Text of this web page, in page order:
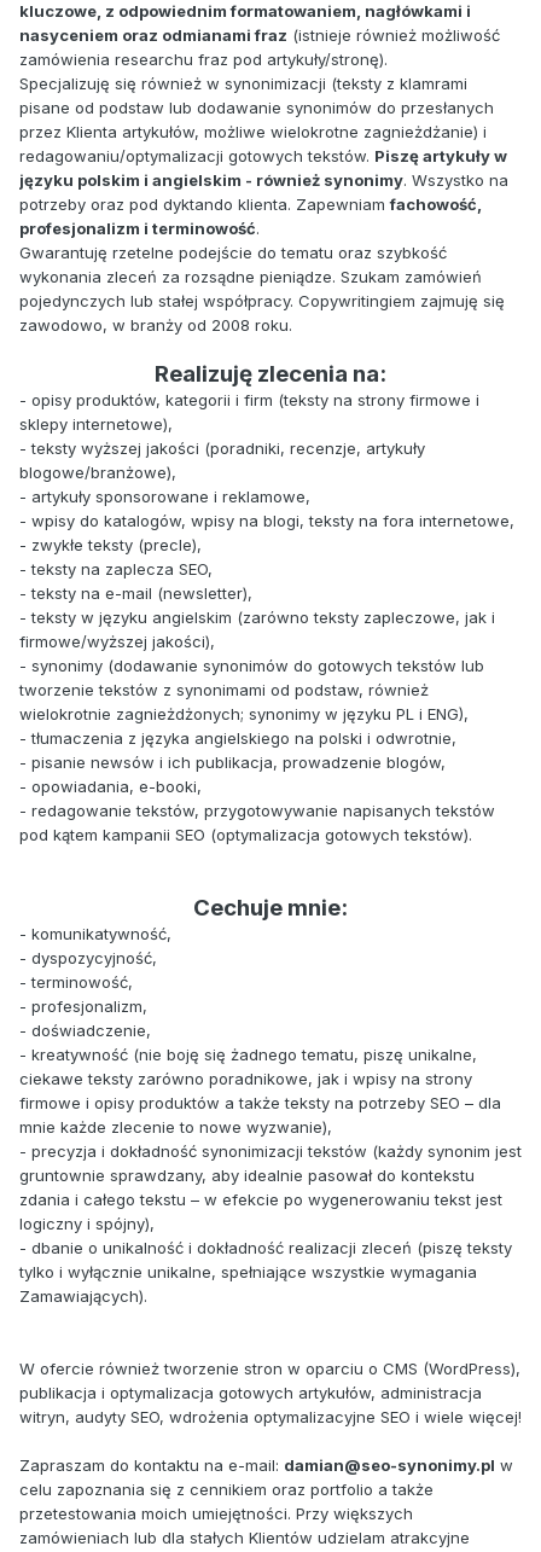
kluczowe, z odpowiednim formatowaniem, nagłówkami i
nasyceniem oraz odmianami fraz (istnieje również możliwość
zamówienia researchu fraz pod artykuły/stronę).
Specjalizuję się również w synonimizacji (teksty z klamrami
pisane od podstaw lub dodawanie synonimów do przesłanych
przez Klienta artykułów, możliwe wielokrotne zagnieżdżanie) i
redagowaniu/optymalizacji gotowych tekstów. Piszę artykuły w
języku polskim i angielskim - również synonimy. Wszystko na
potrzeby oraz pod dyktando klienta. Zapewniamfachowość,
profesjonalizm i terminowość.
Gwarantuję rzetelne podejście do tematu oraz szybkość
wykonania zleceń za rozsądne pieniądze. Szukam zamówień
pojedynczych lub stałej współpracy. Copywritingiem zajmuję się
zawodowo, w branży od 2008 roku.
Realizuję zlecenia na:
- opisy produktów, kategorii i firm (teksty na strony firmowe i
sklepy internetowe),
- teksty wyższej jakości (poradniki, recenzje, artykuły
blogowe/branżowe),
- artykuły sponsorowane i reklamowe,
- wpisy do katalogów, wpisy na blogi, teksty na fora internetowe,
- zwykłe teksty (precle),
- teksty na zaplecza SEO,
- teksty na e-mail (newsletter),
- teksty w języku angielskim (zarówno teksty zapleczowe, jak i
firmowe/wyższej jakości),
- synonimy (dodawanie synonimów do gotowych tekstów lub
tworzenie tekstów z synonimami od podstaw, również
wielokrotnie zagnieżdżonych; synonimy w języku PL i ENG),
- tłumaczenia z języka angielskiego na polski i odwrotnie,
- pisanie newsów i ich publikacja, prowadzenie blogów,
- opowiadania, e-booki,
- redagowanie tekstów, przygotowywanie napisanych tekstów
pod kątem kampanii SEO (optymalizacja gotowych tekstów).
Cechuje mnie:
- komunikatywność,
- dyspozycyjność,
- terminowość,
- profesjonalizm,
- doświadczenie,
- kreatywność (nie boję się żadnego tematu, piszę unikalne,
ciekawe teksty zarówno poradnikowe, jak i wpisy na strony
firmowe i opisy produktów a także teksty na potrzeby SEO – dla
mnie każde zlecenie to nowe wyzwanie),
- precyzja i dokładność synonimizacji tekstów (każdy synonim jest
gruntownie sprawdzany, aby idealnie pasował do kontekstu
zdania i całego tekstu – w efekcie po wygenerowaniu tekst jest
logiczny i spójny),
- dbanie o unikalność i dokładność realizacji zleceń (piszę teksty
tylko i wyłącznie unikalne, spełniające wszystkie wymagania
Zamawiających).
W ofercie również tworzenie stron w oparciu o CMS (WordPress),
publikacja i optymalizacja gotowych artykułów, administracja
witryn, audyty SEO, wdrożenia optymalizacyjne SEO i wiele więcej!
Zapraszam do kontaktu na e-mail: damian@seo-synonimy.pl w
celu zapoznania się z cennikiem oraz portfolio a także
przetestowania moich umiejętności. Przy większych
zamówieniach lub dla stałych Klientów udzielam atrakcyjne